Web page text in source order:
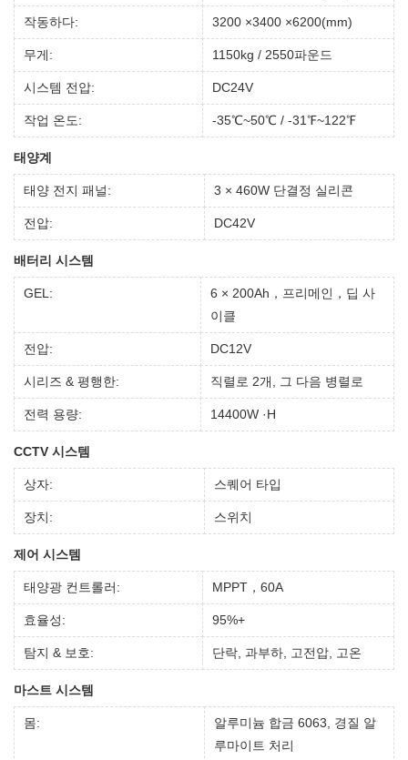
작동하다: 3200 ×3400 ×6200(mm)
무게: 1150kg / 2550파운드
시스템 전압: DC24V
작업 온도: -35℃~50℃ / -31℉~122℉
태양계
태양 전지 패널: 3 × 460W 단결정 실리콘
전압: DC42V
배터리 시스템
GEL:
6 × 200Ah，프리메인，딥 사
이클
전압: DC12V
시리즈 & 평행한: 직렬로 2개, 그 다음 병렬로
전력 용량: 14400W ·H
CCTV 시스템
상자: 스퀘어 타입
장치: 스위치
제어 시스템
태양광 컨트롤러: MPPT，60A
효율성: 95%+
탐지 & 보호: 단락, 과부하, 고전압, 고온
마스트 시스템
몸:
알루미늄 합금 6063, 경질 알
루마이트 처리